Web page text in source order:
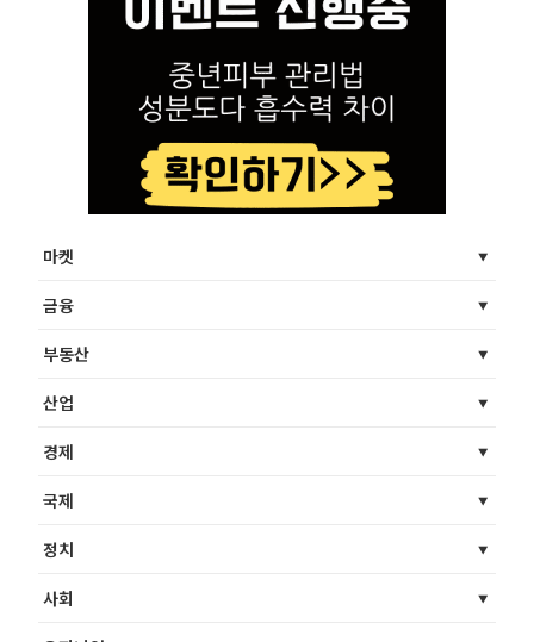
마켓
금융
부동산
산업
경제
국제
정치
사회